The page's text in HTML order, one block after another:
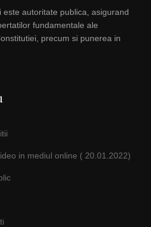
autoritate publica, asigurand
fundamentale ale
precum si punerea in
in mediul online ( 20.01.2022)